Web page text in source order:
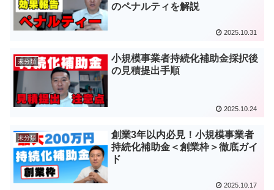
のペナルティを解説
2025.10.31
未分類
小規模事業者持続化補助金採択後
の見積提出手順
2025.10.24
未分類
創業3年以内必見！小規模事業者
持続化補助金＜創業枠＞徹底ガイ
ド
2025.10.17